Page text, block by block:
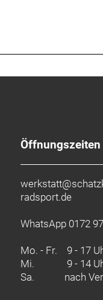
Öffnungszeiten
radsport.de
WhatsApp 0172
Mo. - Fr. 9 - 17
Mi.
9 - 14
Sa.
nach